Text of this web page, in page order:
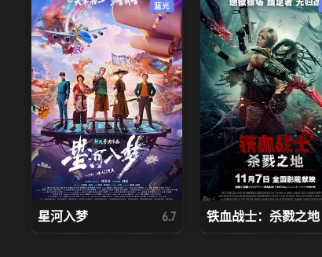
蓝光
星河入梦 6.7 铁血战士：杀戮之地